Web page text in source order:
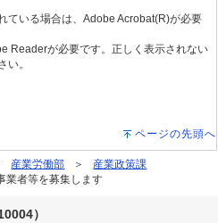
ている場合は、Adobe Acrobat(R)が必要
Readerが必要です。正しく表示されない
い。
ページの先頭へ
産業労働部
産業政策課
業者等を募集します
）